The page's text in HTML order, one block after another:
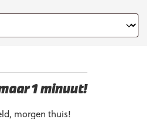
1 minuut!
morgen thuis!